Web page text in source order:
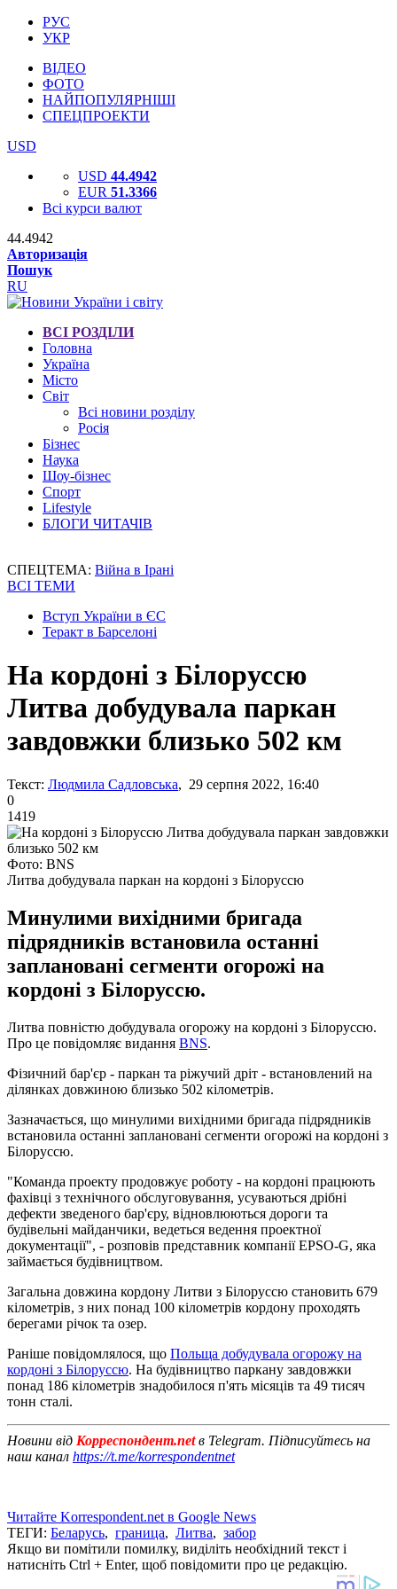
РУС
УКР
ВІДЕО
ФОТО
НАЙПОПУЛЯРНІШІ
СПЕЦПРОЕКТИ
USD
USD 44.4942
EUR 51.3366
Всі курси валют
44.4942
Авторизація
Пошук
RU
ВСІ РОЗДІЛИ
Головна
Україна
Місто
Світ
Всі новини розділу
Росія
Бізнес
Наука
Шоу-бізнес
Спорт
Lifestyle
БЛОГИ ЧИТАЧІВ
СПЕЦТЕМА: Війна в Ірані
ВСІ ТЕМИ
Вступ України в ЄС
Теракт в Барселоні
На кордоні з Білоруссю
Литва добудувала паркан
завдовжки близько 502 км
Текст: Людмила Садловська, 29 серпня 2022, 16:40
0
1419
Фото: BNS
Литва добудувала паркан на кордоні з Білоруссю
Минулими вихідними бригада
підрядників встановила останні
заплановані сегменти огорожі на
кордоні з Білоруссю.
Литва повністю добудувала огорожу на кордоні з Білоруссю.
Про це повідомляє видання BNS.
Фізичний бар'єр - паркан та ріжучий дріт - встановлений на
ділянках довжиною близько 502 кілометрів.
Зазначається, що минулими вихідними бригада підрядників
встановила останні заплановані сегменти огорожі на кордоні з
Білоруссю.
"Команда проекту продовжує роботу - на кордоні працюють
фахівці з технічного обслуговування, усуваються дрібні
дефекти зведеного бар'єру, відновлюються дороги та
будівельні майданчики, ведеться ведення проектної
документації", - розповів представник компанії EPSO-G, яка
займається будівництвом.
Загальна довжина кордону Литви з Білоруссю становить 679
кілометрів, з них понад 100 кілометрів кордону проходять
берегами річок та озер.
Раніше повідомлялося, що Польща добудувала огорожу на
кордоні з Білоруссю. На будівництво паркану завдовжки
понад 186 кілометрів знадобилося п'ять місяців та 49 тисяч
тонн сталі.
Новини від Корреспондент.netв Telegram. Підписуйтесь на
наш канал https://t.me/korrespondentnet
Читайте Korrespondent.net в Google News
ТЕГИ: Беларусь, граница, Литва, забор
Якщо ви помітили помилку, виділіть необхідний текст і
натисніть Ctrl + Enter, щоб повідомити про це редакцію.